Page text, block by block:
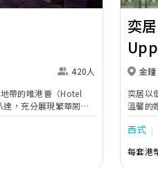
420人
帶的唯港薈（Hotel
，充分展現繁華鬧巿
宴的熱門之選。專業團
港薈都力臻完美，保證
樓頂的Silverbox宴會
設備配套，並採用極富
奕居
金鐘
奕居以
溫馨的
團隊會
西式
每套港